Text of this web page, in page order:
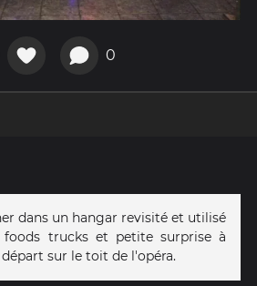
0
dans un hangar revisité et utilisé
trucks et petite surprise à
sur le toit de l'opéra.